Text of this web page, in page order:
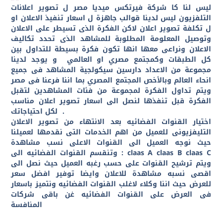
ليس لنا كا شركة فيرتكس ميديا مصر ل تصوير اعلانات
التلفزيون ليس لدينا قوالب جاهزة ل اسعار تنفيذ الاعلان او
ل تكلفة تصوير اعلان لاكن الفكرة الذى تسيطر على الاعلان
وتوصيل المعلومة المطلوبة للمشاهد الذى تحدد تكاليف
الاعلان ونراعى معها انها تكون فكرة بسيطة للتداول بين
كل الطبقات وكمجتمع مصري او العالمي و يوجد لدينا
مجموعة من الاعداد دارسين سيكولجية المشاهد فى جميع
انحاء العالم وبالأخص المجتمع المصري بما اننا فرعنا فى مصر
ويتم تداول الفكرة لمجموعة من فئات المشاهدين لتقبل
الفكرة قبل تنفذها لنصل الى اسعار تصوير اعلان مناسب
.
اختيار القنوات الفضائيه بعد الانتهاء من تصوير الاعلان
التليفزيونى للعميل من اهم الخدمات التى نقدمها لعميلنا
حيث نوجه العميل الى القنوات الاعلى نسب مشاهدة
وتنقسم القنوات الفضائيه الى : claas A claas B claas C
ويتم ترشيح القنوات على حسب رغبه العميل حيث نصل الى
اقصى نسبه مشاهدة للاعلان وايضا توفير افضل سعر
للعرض حيث اننا وكلاء لاغلب القنوات الفضائيه ونتميز باسعار
فى العرض على القنوات الفضائيه غن باقى شركات
المنافسة